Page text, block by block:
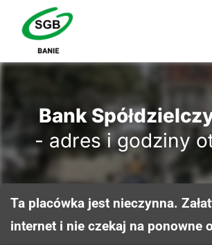
Bank
- adres i godziny
Ta placówka jest nieczynna.
internet i nie czekaj na ponowne